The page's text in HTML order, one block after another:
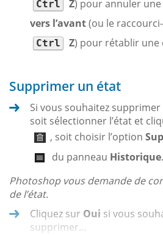
Ctrl
Z) pour annuler
vers l’avant(ou le
Ctrl
Z) pour rétablir une
Supprimer un état
Si vous souhaitez
soit sélectionner l’état et
, soit choisir l’option
du panneau Historique.
Photoshop vous demande de
de l’état.
Cliquez sur Oui si vous
supprimer...